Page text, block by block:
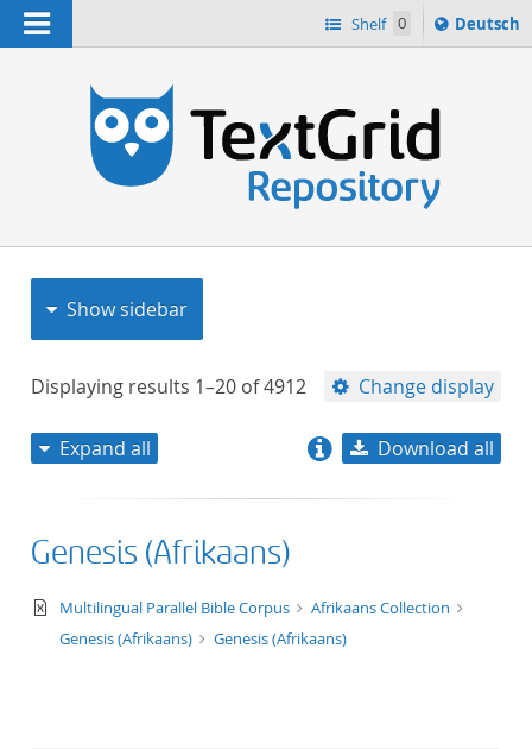
Navigation Shelf 0
Sprache
ï¿½ndern
Deutsch
Show sidebar
Displaying results 1–20 of4912 Change display
title descending
Expand all Download all
Genesis (Afrikaans)
text/xml
Multilingual Parallel Bible Corpus
Afrikaans Collection
Genesis (Afrikaans)
Genesis (Afrikaans)